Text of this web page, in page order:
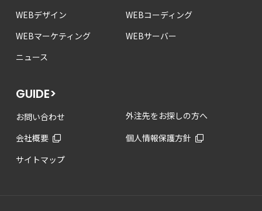
WEBデザイン
WEBコーディング
WEBマーケティング
WEBサーバー
ニュース
GUIDE>
お問い合わせ
外注先をお探しの方へ
会社概要
個人情報保護方針
サイトマップ